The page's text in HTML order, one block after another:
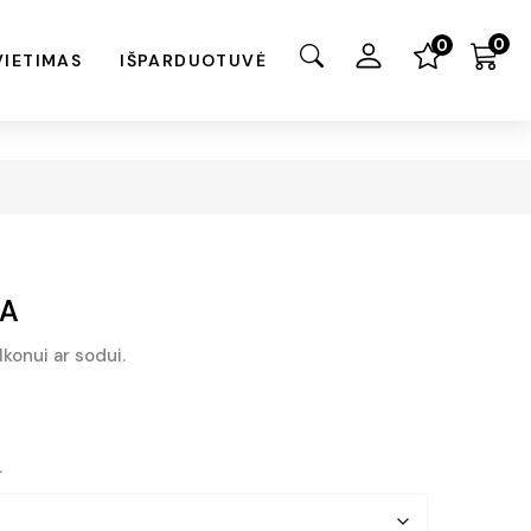
0 0
IŠPARDUOTUVĖ
ar sodui.